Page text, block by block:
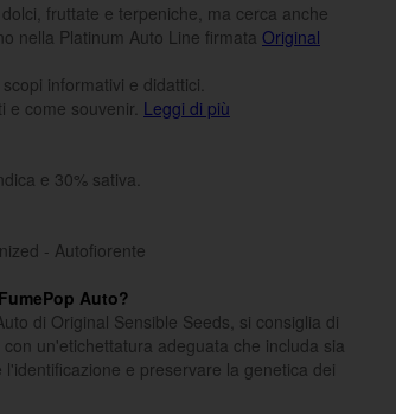
fruttate e terpeniche, ma cerca anche
nella Platinum Auto Line firmata Original
informativi e didattici.
e come souvenir. Leggi di più
e 30% sativa.
- Autofiorente
Auto?
di Original Sensible Seeds, si consiglia di
un'etichettatura adeguata che includa sia
e preservare la genetica dei